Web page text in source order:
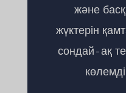
және
жүктерін
сондай-ақ